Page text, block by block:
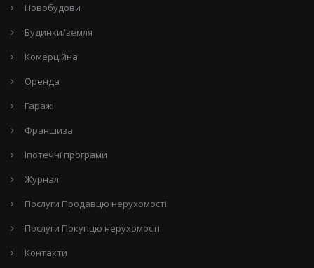
Новобудови
Будинки/земля
Комерційна
Оренда
Гаражі
Франшиза
Іпотечні програми
Журнал
Послуги Продавцю нерухомості
Послуги Покупцю нерухомості
Контакти